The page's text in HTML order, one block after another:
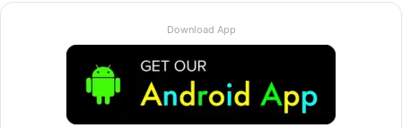
Download App